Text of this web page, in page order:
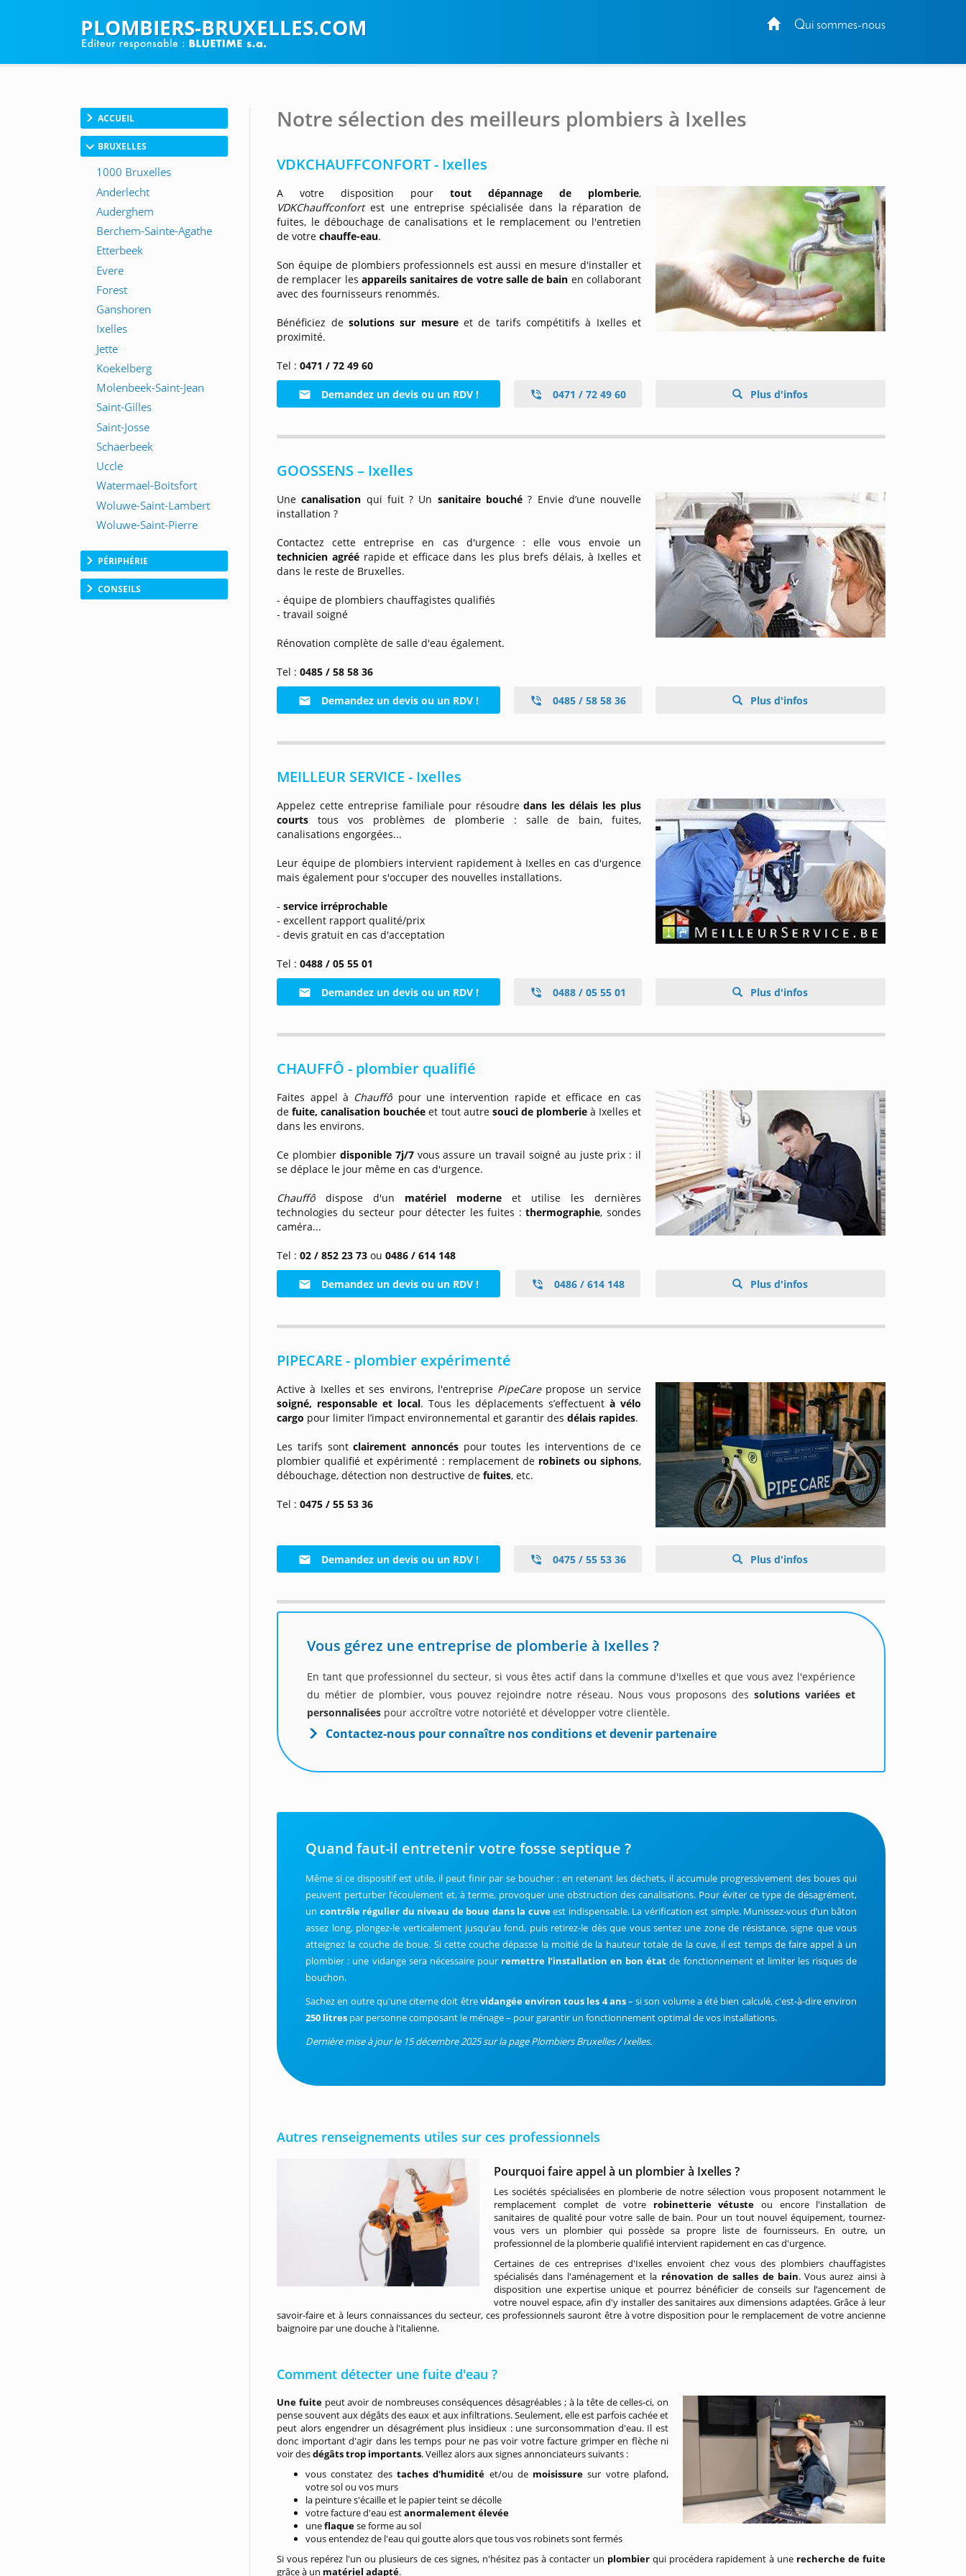
Qui sommes-nous
PLOMBIERS-BRUXELLES.COM
ACCUEIL
BRUXELLES
PÉRIPHÉRIE
CONSEILS
Notre sélection des meilleurs plombiers à Ixelles
VDKCHAUFFCONFORT - Ixelles
A votre disposition pourtout dépannage de plomberie,
VDKChauffconfort est une entreprise spécialisée dans la réparation de
fuites, le débouchage de canalisations et le remplacement ou l'entretien
de votrechauffe-eau.
Son équipe de plombiers professionnels est aussi en mesure d'installer et
de remplacer les appareils sanitaires de votre salle de bain en collaborant
avec des fournisseurs renommés.
Bénéficiez de solutions sur mesureet de tarifs compétitifs à Ixelles et
proximité.
Tel :0471 / 72 49 60
Demandez un devis ou un RDV ! 0471 / 72 49 60 Plus d'infos
GOOSSENS – Ixelles
Unecanalisation qui fuit ? Un sanitaire bouché ? Envie d’une nouvelle
installation ?
Contactez cette entreprise en cas d'urgence : elle vous envoie un
technicien agréérapide et efficace dans les plus brefs délais, à Ixelles et
dans le reste de Bruxelles.
- équipe de plombiers chauffagistes qualifiés
- travail soigné
Rénovation complète de salle d'eau également.
Tel : 0485 / 58 58 36
Demandez un devis ou un RDV ! 0485 / 58 58 36 Plus d'infos
MEILLEUR SERVICE - Ixelles
Appelez cette entreprise familiale pour résoudredans les délais les plus
courts tous vos problèmes de plomberie : salle de bain, fuites,
canalisations engorgées...
Leur équipe de plombiers intervient rapidement à Ixelles en cas d'urgence
mais également pour s'occuper des nouvelles installations.
-service irréprochable
- excellent rapport qualité/prix
- devis gratuit en cas d'acceptation
Tel :0488 / 05 55 01
Demandez un devis ou un RDV ! 0488 / 05 55 01 Plus d'infos
CHAUFFÔ - plombier qualifié
Faites appel à Chauffô pour une intervention rapide et efficace en cas
defuite, canalisation bouchéeet tout autresouci de plomberieà Ixelles et
dans les environs.
Ce plombier disponible 7j/7vous assure un travail soigné au juste prix : il
se déplace le jour même en cas d'urgence.
Chauffôdispose d'un matériel moderne et utilise les dernières
technologies du secteur pour détecter les fuites :thermographie, sondes
caméra...
Tel :02 / 852 23 73 ou0486 / 614 148
Demandez un devis ou un RDV ! 0486 / 614 148 Plus d'infos
PIPECARE - plombier expérimenté
Active à Ixelles et ses environs, l'entreprisePipeCarepropose un service
soigné, responsable et local. Tous les déplacements s’effectuentà vélo
cargo pour limiter l’impact environnemental et garantir desdélais rapides.
Les tarifs sontclairement annoncés pour toutes les interventions de ce
plombier qualifié et expérimenté : remplacement derobinets ou siphons,
débouchage, détection non destructive defuites, etc.
Tel :0475 / 55 53 36
Demandez un devis ou un RDV ! 0475 / 55 53 36 Plus d'infos
Vous gérez une entreprise de plomberie à Ixelles ?
En tant que professionnel du secteur, si vous êtes actif dans la commune d'Ixelles et que vous avez l'expérience
du métier de plombier, vous pouvez rejoindre notre réseau. Nous vous proposons dessolutions variées et
personnalisées pour accroître votre notoriété et développer votre clientèle.
Contactez-nous pour connaître nos conditions et devenir partenaire
Quand faut-il entretenir votre fosse septique ?
Même si ce dispositif est utile, il peut finir par se boucher : en retenant les déchets, il accumule progressivement des boues qui
peuvent perturber l’écoulement et, à terme, provoquer une obstruction des canalisations. Pour éviter ce type de désagrément,
un contrôle régulier du niveau de boue dans la cuveest indispensable. La vérification est simple. Munissez-vous d’un bâton
assez long, plongez-le verticalement jusqu’au fond, puis retirez-le dès que vous sentez une zone de résistance, signe que vous
atteignez la couche de boue. Si cette couche dépasse la moitié de la hauteur totale de la cuve, il est temps de faire appel à un
plombier : une vidange sera nécessaire pourremettre l’installation en bon étatde fonctionnement et limiter les risques de
bouchon.
Sachez en outre qu'une citerne doit êtrevidangée environ tous les 4 ans– si son volume a été bien calculé, c'est-à-dire environ
250 litres par personne composant le ménage – pour garantir un fonctionnement optimal de vos installations.
Dernière mise à jour le 15 décembre 2025 sur la page Plombiers Bruxelles / Ixelles.
Autres renseignements utiles sur ces professionnels
Pourquoi faire appel à un plombier à Ixelles ?
Les sociétés spécialisées en plomberie de notre sélection vous proposent notamment le
remplacement complet de votre robinetterie vétuste ou encore l'installation de
sanitaires de qualité pour votre salle de bain. Pour un tout nouvel équipement, tournez-
vous vers un plombier qui possède sa propre liste de fournisseurs. En outre, un
professionnel de la plomberie qualifié intervient rapidement en cas d'urgence.
Certaines de ces entreprises d'Ixelles envoient chez vous des plombiers chauffagistes
spécialisés dans l'aménagement et la rénovation de salles de bain. Vous aurez ainsi à
disposition une expertise unique et pourrez bénéficier de conseils sur l’agencement de
votre nouvel espace, afin d'y installer des sanitaires aux dimensions adaptées. Grâce à leur
savoir-faire et à leurs connaissances du secteur, ces professionnels sauront être à votre disposition pour le remplacement de votre ancienne
baignoire par une douche à l'italienne.
Comment détecter une fuite d'eau ?
Une fuitepeut avoir de nombreuses conséquences désagréables ; à la tête de celles-ci, on
pense souvent aux dégâts des eaux et aux infiltrations. Seulement, elle est parfois cachée et
peut alors engendrer un désagrément plus insidieux : une surconsommation d'eau. Il est
donc important d'agir dans les temps pour ne pas voir votre facture grimper en flèche ni
voir desdégâts trop importants. Veillez alors aux signes annonciateurs suivants :
vous constatez destaches d'humidité et/ou de moisissuresur votre plafond,
votre sol ou vos murs
la peinture s'écaille et le papier teint se décolle
votre facture d'eau estanormalement élevée
uneflaquese forme au sol
vous entendez de l'eau qui goutte alors que tous vos robinets sont fermés
Si vous repérez l'un ou plusieurs de ces signes, n'hésitez pas à contacter un plombierqui procédera rapidement à une recherche de fuite
grâce à un matériel adapté.